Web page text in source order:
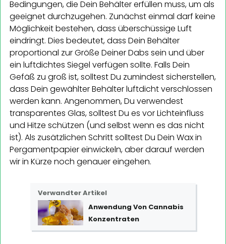
Bedingungen, die Dein Behälter erfüllen muss, um als
geeignet durchzugehen. Zunächst einmal darf keine
Möglichkeit bestehen, dass überschüssige Luft
eindringt. Dies bedeutet, dass Dein Behälter
proportional zur Größe Deiner Dabs sein und über
ein luftdichtes Siegel verfügen sollte. Falls Dein
Gefäß zu groß ist, solltest Du zumindest sicherstellen,
dass Dein gewählter Behälter luftdicht verschlossen
werden kann. Angenommen, Du verwendest
transparentes Glas, solltest Du es vor Lichteinfluss
und Hitze schützen (und selbst wenn es das nicht
ist). Als zusätzlichen Schritt solltest Du Dein Wax in
Pergamentpapier einwickeln, aber darauf werden
wir in Kürze noch genauer eingehen.
Verwandter Artikel
Anwendung Von Cannabis
Konzentraten